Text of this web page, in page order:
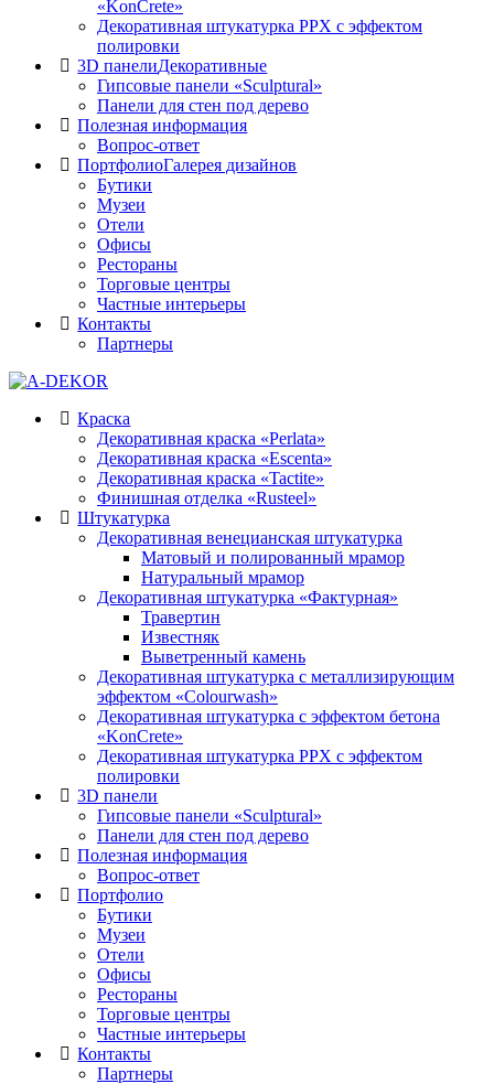
«KonCrete»
Декоративная штукатурка PPX с эффектом
полировки
3D панелиДекоративные
Гипсовые панели «Sculptural»
Панели для стен под дерево
Полезная информация
Вопрос-ответ
ПортфолиоГалерея дизайнов
Бутики
Музеи
Отели
Офисы
Рестораны
Торговые центры
Частные интерьеры
Контакты
Партнеры
Краска
Декоративная краска «Perlata»
Декоративная краска «Escenta»
Декоративная краска «Tactite»
Финишная отделка «Rusteel»
Штукатурка
Декоративная венецианская штукатурка
Матовый и полированный мрамор
Натуральный мрамор
Декоративная штукатурка «Фактурная»
Травертин
Известняк
Выветренный камень
Декоративная штукатурка с металлизирующим
эффектом «Colourwash»
Декоративная штукатурка с эффектом бетона
«KonCrete»
Декоративная штукатурка PPX с эффектом
полировки
3D панели
Гипсовые панели «Sculptural»
Панели для стен под дерево
Полезная информация
Вопрос-ответ
Портфолио
Бутики
Музеи
Отели
Офисы
Рестораны
Торговые центры
Частные интерьеры
Контакты
Партнеры